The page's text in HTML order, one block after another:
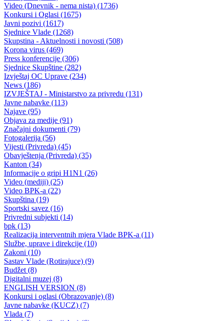
Ambasadorka Republike Turske u BiH Melek Sina Baydur posjetila
BPK Goražde
Pored kulturne i ekonomska saradnja
27.04.2005